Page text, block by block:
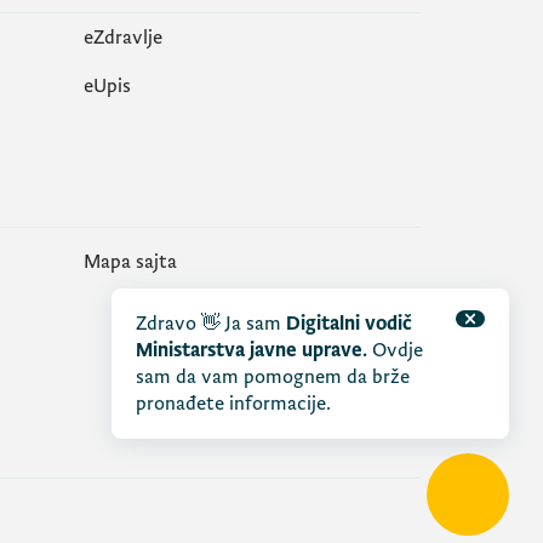
eZdravlje
еUpis
Mapa sajta
Zdravo 👋 Ja sam Digitalni vodič
Ministarstva javne uprave. Ovdje
sam da vam pomognem da brže
pronađete informacije.